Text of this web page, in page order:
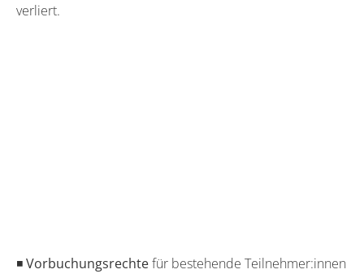
verliert.
◾Vorbuchungsrechtefür bestehende Teilnehmer:innen